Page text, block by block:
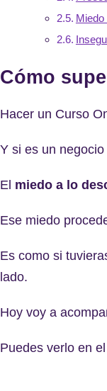
Cómo
Hacer un Curso
Y si es un
El miedo a lo
Ese miedo
Es como si
lado.
Hoy voy a
Puedes verlo en